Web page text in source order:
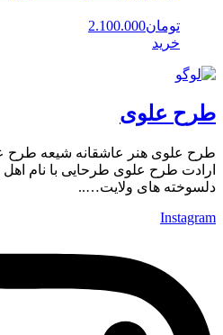
تومان2.100.000
خرید
طرح علوی
طرح علوی هنر عاشقانه شیعه
ارادت طرح علوی طرحایی با نام
دلسوخته های ولایت…..
Instagram